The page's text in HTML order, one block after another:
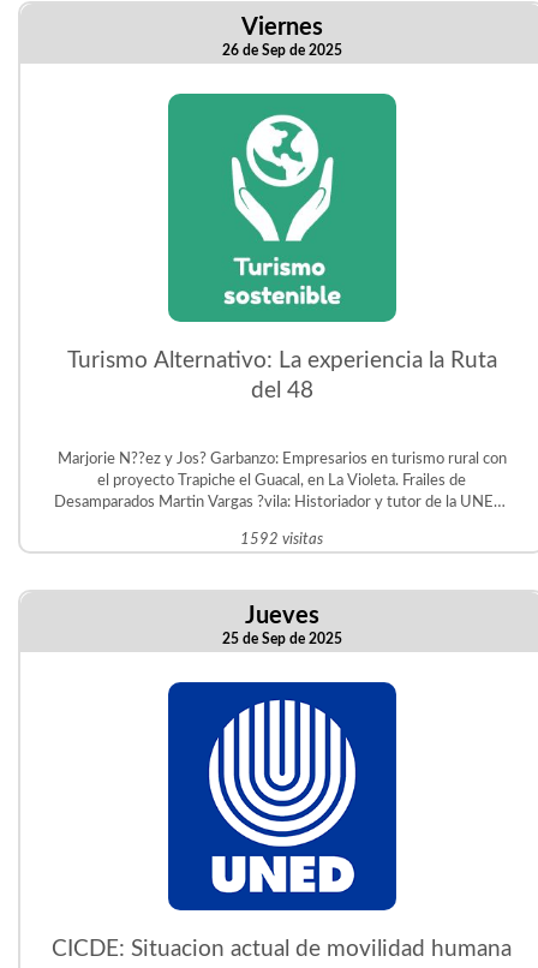
Viernes
26 de Sep de 2025
Turismo Alternativo: La experiencia la Ruta
del 48
Marjorie N??ez y Jos? Garbanzo: Empresarios en turismo rural con
el proyecto Trapiche el Guacal, en La Violeta. Frailes de
Desamparados Martin Vargas ?vila: Historiador y tutor de la UNED.
1592 visitas
Jueves
25 de Sep de 2025
CICDE: Situacion actual de movilidad humana